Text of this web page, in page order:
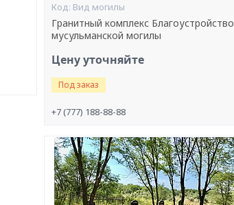
Вид могилы
Гранитный комплекс Благоустройство
мусульманской могилы
Цену уточняйте
Под заказ
+7 (777) 188-88-88